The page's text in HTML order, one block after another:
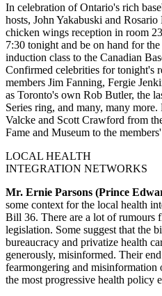
In celebration of Ontario's rich
hosts, John Yakabuski and
chicken wings reception in room
7:30 tonight and be on hand for
induction class to the Canadian
Confirmed celebrities for tonight's
members Jim Fanning, Fergie
as Toronto's own Rob Butler, the
Series ring, and many, many
Valcke and Scott Crawford from
Fame and Museum to the
LOCAL HEALTH
INTEGRATION NETWORKS
Mr. Ernie Parsons (Prince
some context for the local health
Bill 36. There are a lot of rumours
legislation. Some suggest that the
bureaucracy and privatize health
generously, misinformed. Their
fearmongering and
the most progressive health policy